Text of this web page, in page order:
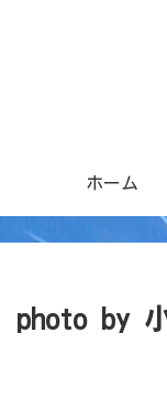
ホーム
by